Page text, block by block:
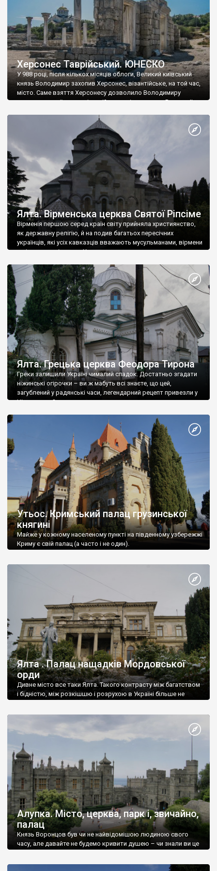
Херсонес Таврійський. ЮНЕСКО
У 988 році, після кількох місяців облоги, Великий київський
князь Володимир захопив Херсонес, візантійське, на той час,
місто. Саме взяття Херсонесу дозволило Володимиру
диктувати свої умови візантійському імператору Василю ІІ, та
Херсонесі Володимир-язичник, став Василем-християнином.
А потім було Хрещення Русі. На честь Херсонесу Таврійського
Ялта. Вірменська церква Святої Ріпсіме
Вірменія першою серед країн світу прийняла християнство,
як державну релігію, й на подив багатьох пересічних
українців, які усіх кавказців вважають мусульманами, вірмени
є відданими вірянами Христа
Ялта. Грецька церква Феодора Тирона
Греки залишили Україні чималий спадок. Достатньо згадати
ніжинські огірочки – ви ж мабуть всі знаєте, що цей,
загублений у радянські часи, легендарний рецепт привезли у
Ніжин греки?
Утьос. Кримський палац грузинської
княгині
Майже у кожному населеному пункті на південному узбережжі
Криму є свій палац (а часто і не один).
Ялта . Палац нащадків Мордовської
орди
Дивне місто все таки Ялта. Такого контрасту між багатством
і бідністю, між розкішшю і розрухою в Україні більше не
Алупка. Місто, церква, парк і, звичайно,
палац
Князь Воронцов був чи не найвідомішою людиною свого
часу, але давайте не будемо кривити душею – чи знали ви це